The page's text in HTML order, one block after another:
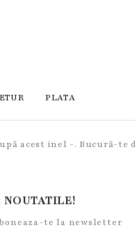
PLATA
acest inel -. Bucură-te
te la newsletter